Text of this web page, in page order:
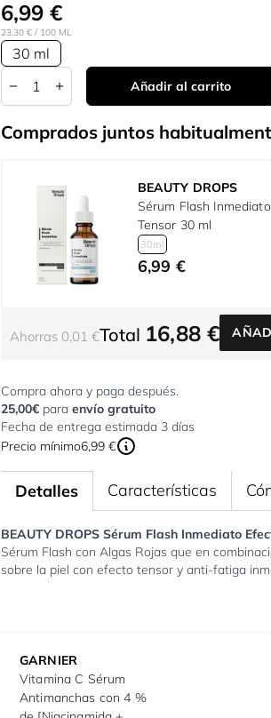
6,99 €
23,30 €/ 100 ML
30 ml
Cantidad
Añadir al carrito
Comprados juntos
BEAUTY DROPS
Sérum Flash
Tensor 30 ml
30ml
6,99 €
Ahorras 0,01 €Total 16,88 €
Compra ahora y paga después.
25,00€ para envío gratuito
Fecha de entrega estimada 3 días
Precio mínimo6,99 €
Detalles
BEAUTY DROPS Sérum Flash Inmediato
Sérum Flash con Algas Rojas que en
sobre la piel con efecto tensor y anti-fatiga
Características
GARNIER
Vitamina C Sérum
Antimanchas con 4 %